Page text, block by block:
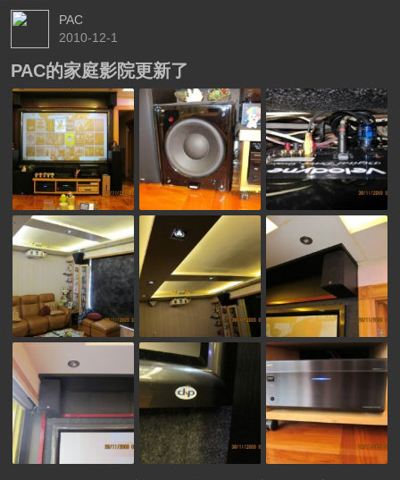
PAC
2010-12-1
PAC的家庭影院更新了